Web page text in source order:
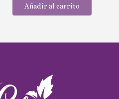
Añadir al carrito